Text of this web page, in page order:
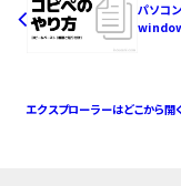
パソコ
エクスプローラーはどこから